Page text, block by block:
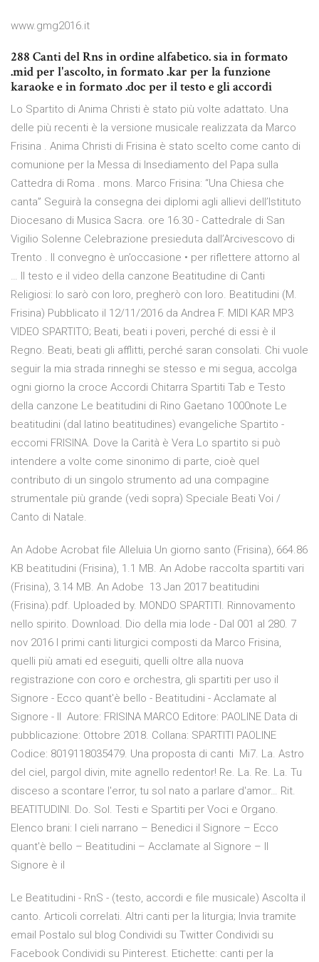
www.gmg2016.it
288 Canti del Rns in ordine alfabetico. sia in formato
.mid per l'ascolto, in formato .kar per la funzione
karaoke e in formato .doc per il testo e gli accordi
Lo Spartito di Anima Christi è stato più volte adattato. Una
delle più recenti è la versione musicale realizzata da Marco
Frisina . Anima Christi di Frisina è stato scelto come canto di
comunione per la Messa di Insediamento del Papa sulla
Cattedra di Roma . mons. Marco Frisina: “Una Chiesa che
canta” Seguirà la consegna dei diplomi agli allievi dell’Istituto
Diocesano di Musica Sacra. ore 16.30 - Cattedrale di San
Vigilio Solenne Celebrazione presieduta dall’Arcivescovo di
Trento . Il convegno è un’occasione • per riflettere attorno al
… Il testo e il video della canzone Beatitudine di Canti
Religiosi: Io sarò con loro, pregherò con loro. Beatitudini (M.
Frisina) Pubblicato il 12/11/2016 da Andrea F. MIDI KAR MP3
VIDEO SPARTITO; Beati, beati i poveri, perché di essi è il
Regno. Beati, beati gli afflitti, perché saran consolati. Chi vuole
seguir la mia strada rinneghi se stesso e mi segua, accolga
ogni giorno la croce Accordi Chitarra Spartiti Tab e Testo
della canzone Le beatitudini di Rino Gaetano 1000note Le
beatitudini (dal latino beatitudines) evangeliche Spartito -
eccomi FRISINA. Dove la Carità è Vera Lo spartito si può
intendere a volte come sinonimo di parte, cioè quel
contributo di un singolo strumento ad una compagine
strumentale più grande (vedi sopra) Speciale Beati Voi /
Canto di Natale.
An Adobe Acrobat file Alleluia Un giorno santo (Frisina), 664.86
KB beatitudini (Frisina), 1.1 MB. An Adobe raccolta spartiti vari
(Frisina), 3.14 MB. An Adobe 13 Jan 2017 beatitudini
(Frisina).pdf. Uploaded by. MONDO SPARTITI. Rinnovamento
nello spirito. Download. Dio della mia lode - Dal 001 al 280. 7
nov 2016 I primi canti liturgici composti da Marco Frisina,
quelli più amati ed eseguiti, quelli oltre alla nuova
registrazione con coro e orchestra, gli spartiti per uso il
Signore - Ecco quant'è bello - Beatitudini - Acclamate al
Signore - Il Autore: FRISINA MARCO Editore: PAOLINE Data di
pubblicazione: Ottobre 2018. Collana: SPARTITI PAOLINE
Codice: 8019118035479. Una proposta di canti Mi7. La. Astro
del ciel, pargol divin, mite agnello redentor! Re. La. Re. La. Tu
disceso a scontare l'error, tu sol nato a parlare d'amor… Rit.
BEATITUDINI. Do. Sol. Testi e Spartiti per Voci e Organo.
Elenco brani: I cieli narrano – Benedici il Signore – Ecco
quant'è bello – Beatitudini – Acclamate al Signore – Il
Signore è il
Le Beatitudini - RnS - (testo, accordi e file musicale) Ascolta il
canto. Articoli correlati. Altri canti per la liturgia; Invia tramite
email Postalo sul blog Condividi su Twitter Condividi su
Facebook Condividi su Pinterest. Etichette: canti per la